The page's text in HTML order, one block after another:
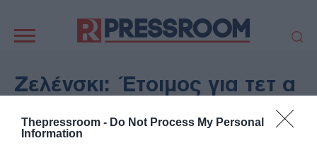
Thepressroom - Do Not Process My Personal
Information
πλοήγηση
ΠΟΛΙΤΙΚΗ
ΟΙΚΟΝΟΜΙΑ
ΕΛΛΑΔΑ
ΕΚΚΛΗΣΙΑ
ΑΜΥΝΑ
ΔΙΕΘΝΗ
Ζελένσκι: Έτοιμος για τετ α
εντατικοποίηση των